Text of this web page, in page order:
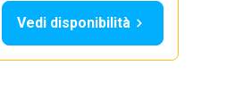
Vedi disponibilità